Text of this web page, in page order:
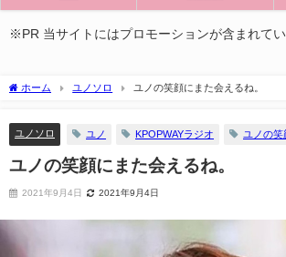
※PR 当サイトにはプロモーションが含まれてい
ホーム ユノソロ ユノの笑顔にまた会えるね。
ユノソロ ユノ KPOPWAYラジオ ユノの笑
ユノの笑顔にまた会えるね。
2021年9月4日 2021年9月4日